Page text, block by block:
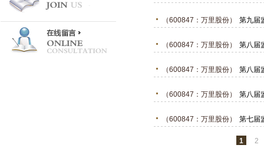
（600847：万里股份） 第九届
（600847：万里股份） 第八届
（600847：万里股份） 第八届
（600847：万里股份） 第八届
（600847：万里股份） 第七届
1 2